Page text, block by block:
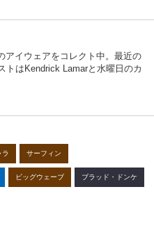
アイウェアをコレクト中。最近の
トはKendrick Lamarと水曜日のカ
ラ サーフィン
ビッグウェーブ ブラッド・ドンケ